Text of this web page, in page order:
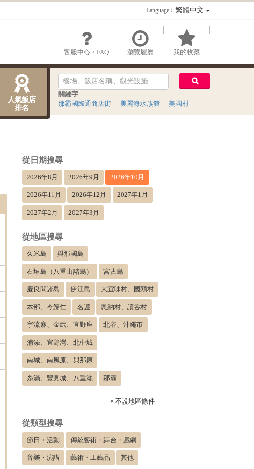
Language：繁體中文
客服中心・FAQ 瀏覽履歷 我的收藏
人氣飯店
排名
關鍵字
那霸國際通商店街
美麗海水族館 美國村
從日期搜尋
2026年8月 2026年9月 2026年10月
2026年11月 2026年12月 2027年1月
2027年2月 2027年3月
從地區搜尋
久米島 與那國島
石垣島（八重山諸島） 宮古島
慶良間諸島 伊江島 大宜味村、國頭村
本部、今歸仁 名護 恩納村、讀谷村
宇流麻、金武、宜野座 北谷、沖繩市
浦添、宜野灣、北中城
南城、南風原、與那原
糸滿、豐見城、八重瀨 那霸
× 不設地區條件
從類型搜尋
節日・活動 傳統藝術・舞台・戲劇
音樂・演講 藝術・工藝品 其他